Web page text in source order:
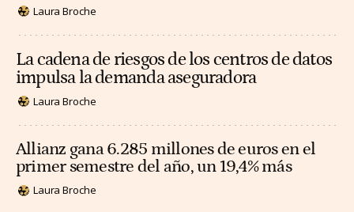
Laura Broche
La cadena de riesgos de los centros de datos
impulsa la demanda aseguradora
Laura Broche
Allianz gana 6.285 millones de euros en el
primer semestre del año, un 19,4% más
Laura Broche